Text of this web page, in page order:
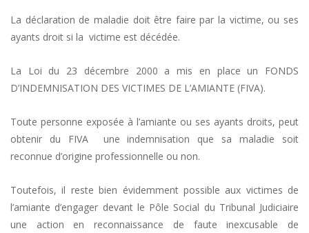
La déclaration de maladie doit être faire par la victime, ou ses
ayants droit si la victime est décédée.
La Loi du 23 décembre 2000 a mis en place un FONDS
D’INDEMNISATION DES VICTIMES DE L’AMIANTE (FIVA).
Toute personne exposée à l’amiante ou ses ayants droits, peut
obtenir du FIVA une indemnisation que sa maladie soit
reconnue d’origine professionnelle ou non.
Toutefois, il reste bien évidemment possible aux victimes de
l’amiante d’engager devant le Pôle Social du Tribunal Judiciaire
une action en reconnaissance de faute inexcusable de